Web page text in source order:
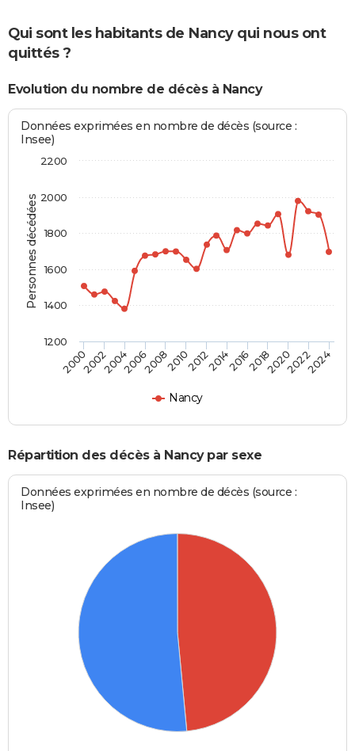
Qui sont les habitants de Nancy qui nous ont
quittés ?
Evolution du nombre de décès à Nancy
Personnes décédées
Données exprimées en nombre de décès (source :
Insee)
Nancy
2000200220042006200820102012201420162018202020222024
1200
1400
1600
1800
2000
2200
Répartition des décès à Nancy par sexe
Données exprimées en nombre de décès (source :
Insee)